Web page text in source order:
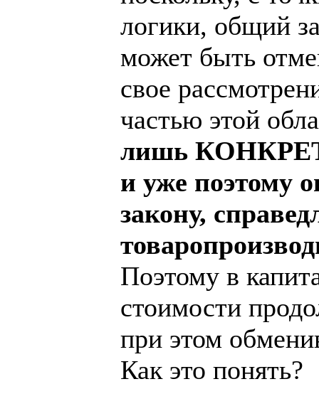
логики, общий
может быть
свое
частью этой
лишь
и уже поэтому
закону,
Поэтому в
стоимости
при этом
Как это понять?